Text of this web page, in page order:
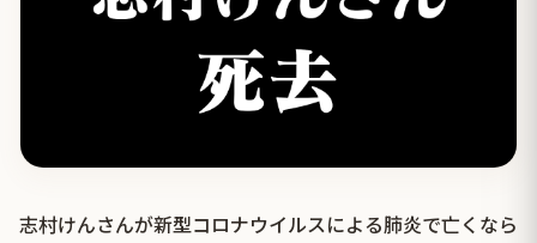
志村けんさんが新型コロナウイルスによる肺炎で亡くなら